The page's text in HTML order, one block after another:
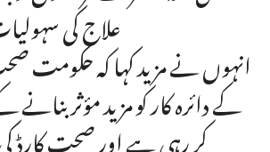
علاج کی
انہوں نے مزید کہا کہ حکومت
کے دائرہ کار کو مزید مؤثر